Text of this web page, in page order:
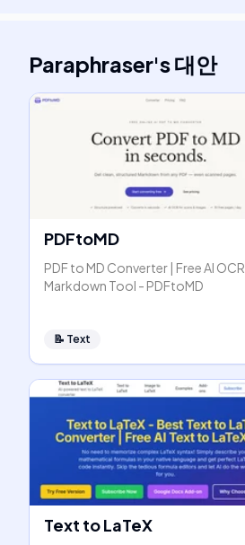
Paraphraser's대안
PDFtoMD
PDF to MD Converter | Free AI OCR
Markdown Tool - PDFtoMD
📝 Text
Text to LaTeX